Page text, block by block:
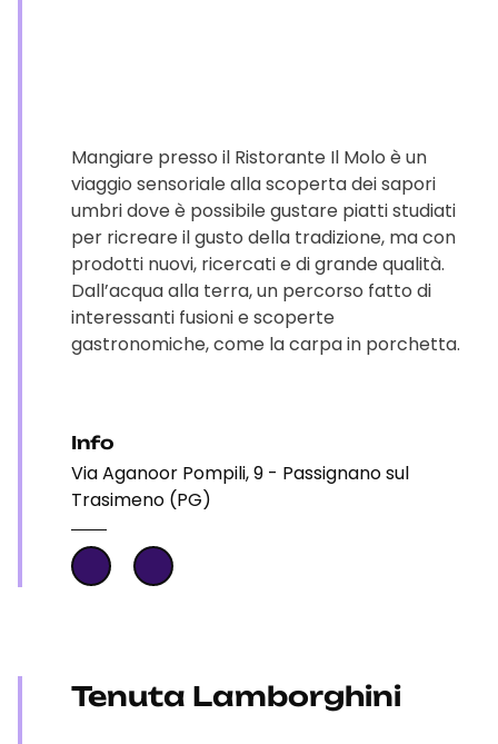
Mangiare presso il Ristorante Il Molo è un
viaggio sensoriale alla scoperta dei sapori
umbri dove è possibile gustare piatti studiati
per ricreare il gusto della tradizione, ma con
prodotti nuovi, ricercati e di grande qualità.
Dall’acqua alla terra, un percorso fatto di
interessanti fusioni e scoperte
gastronomiche, come la carpa in porchetta.
Info
Via Aganoor Pompili, 9 - Passignano sul
Trasimeno (PG)
Tenuta Lamborghini